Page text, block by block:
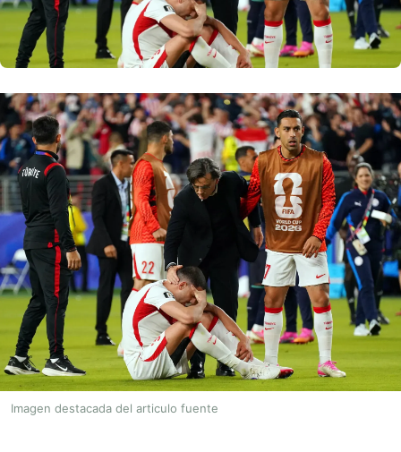
Imagen destacada del articulo fuente